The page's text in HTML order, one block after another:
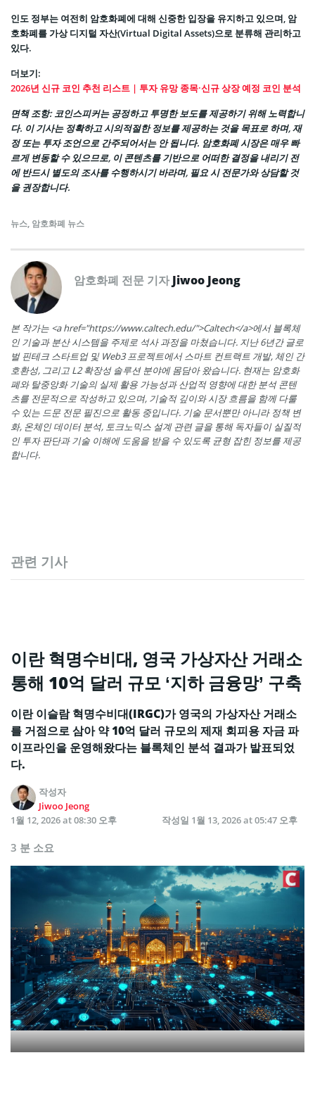
인도 정부는 여전히 암호화폐에 대해 신중한 입장을 유지하고 있으며, 암
호화폐를 가상 디지털 자산(Virtual Digital Assets)으로 분류해 관리하고
있다.
더보기:
2026년 신규 코인 추천 리스트 | 투자 유망 종목·신규 상장 예정 코인 분석
면책 조항: 코인스피커는 공정하고 투명한 보도를 제공하기 위해 노력합니
다. 이 기사는 정확하고 시의적절한 정보를 제공하는 것을 목표로 하며, 재
정 또는 투자 조언으로 간주되어서는 안 됩니다. 암호화폐 시장은 매우 빠
르게 변동할 수 있으므로, 이 콘텐츠를 기반으로 어떠한 결정을 내리기 전
에 반드시 별도의 조사를 수행하시기 바라며, 필요 시 전문가와 상담할 것
을 권장합니다.
뉴스, 암호화폐 뉴스
암호화폐 전문 기자Jiwoo Jeong
본 작가는 <a href="https://www.caltech.edu/">Caltech</a>에서 블록체
인 기술과 분산 시스템을 주제로 석사 과정을 마쳤습니다. 지난 6년간 글로
벌 핀테크 스타트업 및 Web3 프로젝트에서 스마트 컨트랙트 개발, 체인 간
호환성, 그리고 L2 확장성 솔루션 분야에 몸담아 왔습니다. 현재는 암호화
폐와 탈중앙화 기술의 실제 활용 가능성과 산업적 영향에 대한 분석 콘텐
츠를 전문적으로 작성하고 있으며, 기술적 깊이와 시장 흐름을 함께 다룰
수 있는 드문 전문 필진으로 활동 중입니다. 기술 문서뿐만 아니라 정책 변
화, 온체인 데이터 분석, 토크노믹스 설계 관련 글을 통해 독자들이 실질적
인 투자 판단과 기술 이해에 도움을 받을 수 있도록 균형 잡힌 정보를 제공
합니다.
관련 기사
이란 혁명수비대, 영국 가상자산 거래소
통해 10억 달러 규모 ‘지하 금융망’ 구축
이란 이슬람 혁명수비대(IRGC)가 영국의 가상자산 거래소
를 거점으로 삼아 약 10억 달러 규모의 제재 회피용 자금 파
이프라인을 운영해왔다는 블록체인 분석 결과가 발표되었
다.
작성자
Jiwoo Jeong
1월 12, 2026 at 08:30 오후
작성일 1월 13, 2026 at 05:47 오후
3 분 소요